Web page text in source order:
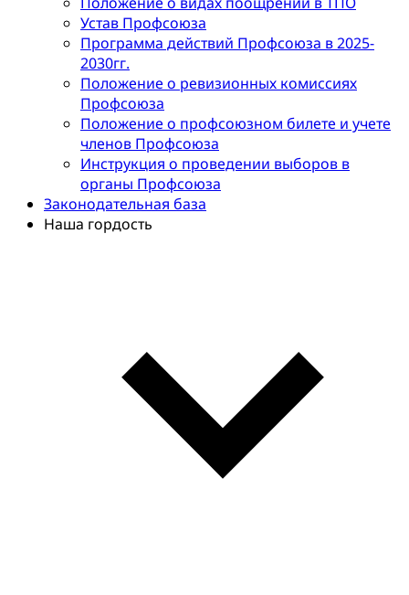
Устав Профсоюза
Программа действий Профсоюза в 2025-
2030гг.
Положение о ревизионных комиссиях
Профсоюза
Положение о профсоюзном билете и учете
членов Профсоюза
Инструкция о проведении выборов в
органы Профсоюза
Законодательная база
Наша гордость